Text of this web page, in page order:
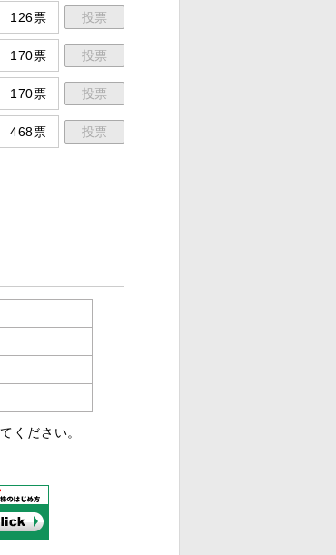
126票 投票
170票 投票
170票 投票
468票 投票
ください。